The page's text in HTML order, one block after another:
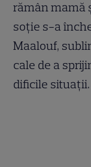
rămân mamă
soție s-a
Maalouf,
cale de a
dificile situații.